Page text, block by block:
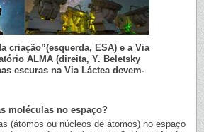
criação”(esquerda, ESA) e a Via
ALMA (direita, Y. Beletsky
escuras na Via Láctea devem-
moléculas no espaço?
(átomos ou núcleos de átomos) no espaço